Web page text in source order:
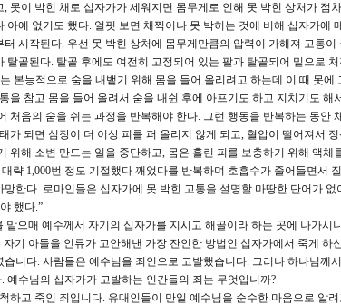
못이 박힌 채로 십자가가 세워지면 몸무게로 인해 못 박힌 상처가 점
아예 없기도 했다. 얼핏 보면 채찍이나 못 박히는 것에 비해 십자가에
시작된다. 우선 못 박힌 상처에 몸무게만큼의 압력이 가해져 고통이
탈골된다. 탈골 후에도 여전히 고정되어 있는 팔과 탈골되어 밑으로
본능적으로 숨을 내뱉기 위해 몸을 들어 올리려고 하는데 이 때 못에
을 참고 몸을 들어 올려서 숨을 내쉰 후에 아프기도 하고 지치기도 해
처음의 숨을 쉬는 과정을 반복해야 한다. 그런 행동을 반복하는 동안
가 되면 심장이 더 이상 피를 퍼 올리지 않게 되고, 혈압이 떨어져서
위해 소변 만드는 일을 중단하고, 몸은 흘린 피를 보충하기 위해 액체
략 1,000번 정도 기절했다 깨었다를 반복하며 호흡수가 줄어들면서
한다. 로마인들은 십자가에 못 박힌 고통을 설명할 마땅한 단어가 없
했다.”
맡으매 예수께서 자기의 십자가를 지시고 해골이라 하는 곳에 나가시
기 아들을 인류가 고안해낸 가장 잔인한 방법인 십자가에서 죽게 하
니다. 사람들은 예수님을 죄인으로 고발했습니다. 그러나 하나님께
예수님의 십자가가 고발하는 인간들의 죄는 무엇입니까?
하고 죽인 죄입니다. 유대인들이 만일 예수님을 순수한 마음으로 알